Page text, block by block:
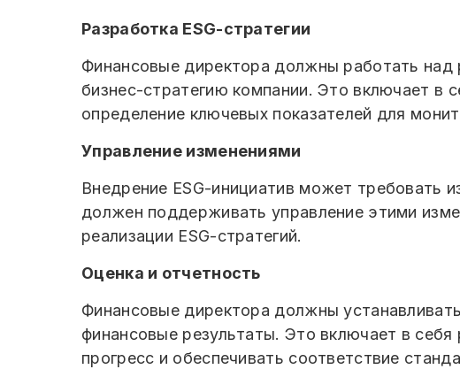
Разработка ESG-стратегии
Финансовые директора должны работать над
бизнес-стратегию компании. Это включает в
определение ключевых показателей для
Управление изменениями
Внедрение ESG-инициатив может требовать
должен поддерживать управление этими
реализации ESG-стратегий.
Оценка и отчетность
Финансовые директора должны
финансовые результаты. Это включает в
прогресс и обеспечивать соответствие